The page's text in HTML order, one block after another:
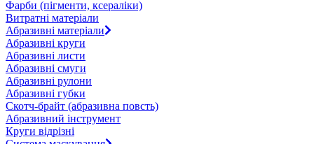
Фарби (пігменти, ксераліки)
Витратні матеріали
Абразивні матеріали
Абразивні круги
Абразивні листи
Абразивні смуги
Абразивні рулони
Абразивні губки
Скотч-брайт (абразивна повсть)
Абразивний інструмент
Круги відрізні